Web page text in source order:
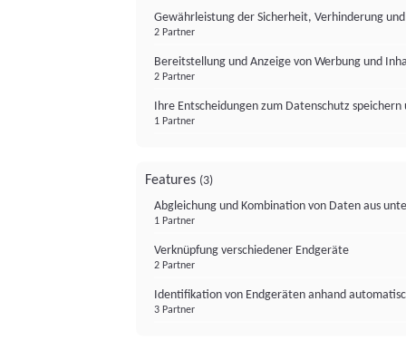
Gewährleistung der Sicherheit, Verhinderung
2 Partner
Bereitstellung und Anzeige von Werbung und
2 Partner
Ihre Entscheidungen zum Datenschutz
1 Partner
Features (3)
Abgleichung und Kombination von Daten aus
1 Partner
Verknüpfung verschiedener Endgeräte
2 Partner
Identifikation von Endgeräten anhand
3 Partner